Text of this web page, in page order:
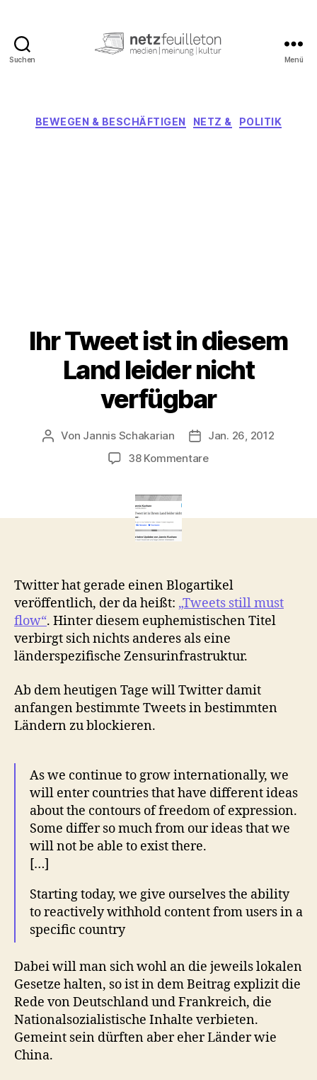
Suchen Menü
Kategorien
BEWEGEN & BESCHÄFTIGEN NETZ & POLITIK
Ihr Tweet ist in diesem
Land leider nicht
verfügbar
Beitragsautor
Von Jannis Schakarian Veröffentlichungsdatum
Jan. 26, 2012
38 Kommentarezu
in
nicht
verfügbar
Twitter hat gerade einen Blogartikel
veröffentlich, der da heißt: „Tweets still must
flow“. Hinter diesem euphemistischen Titel
verbirgt sich nichts anderes als eine
länderspezifische Zensurinfrastruktur.
Ab dem heutigen Tage will Twitter damit
anfangen bestimmte Tweets in bestimmten
Ländern zu blockieren.
As we continue to grow internationally, we
will enter countries that have different ideas
about the contours of freedom of expression.
Some differ so much from our ideas that we
will not be able to exist there.
[…]
Starting today, we give ourselves the ability
to reactively withhold content from users in a
specific country
Dabei will man sich wohl an die jeweils lokalen
Gesetze halten, so ist in dem Beitrag explizit die
Rede von Deutschland und Frankreich, die
Nationalsozialistische Inhalte verbieten.
Gemeint sein dürften aber eher Länder wie
China.